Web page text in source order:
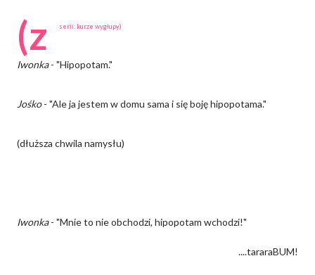
(z serii: kurze wygłupy)
Iwonka- "Hipopotam."
Jośko- "Ale ja jestem w domu sama i się boję hipopotama."
(dłuższa chwila namysłu)
Iwonka- "Mnie to nie obchodzi, hipopotam wchodzi!"
....tararaBUM!